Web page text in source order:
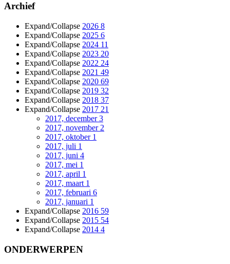
Archief
Expand/Collapse 2026 8
Expand/Collapse 2025 6
Expand/Collapse 2024 11
Expand/Collapse 2023 20
Expand/Collapse 2022 24
Expand/Collapse 2021 49
Expand/Collapse 2020 69
Expand/Collapse 2019 32
Expand/Collapse 2018 37
Expand/Collapse 2017 21
2017, december3
2017, november 2
2017, oktober 1
2017, juli 1
2017, juni 4
2017, mei 1
2017, april 1
2017, maart 1
2017, februari 6
2017, januari 1
Expand/Collapse 2016 59
Expand/Collapse 2015 54
Expand/Collapse 2014 4
ONDERWERPEN